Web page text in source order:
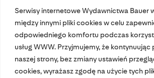
Serwisy internetowe Wydawnictwa Bauer
między innymi pliki cookies w celu
odpowiedniego komfortu podczas
usług WWW. Przyjmujemy, że kontynuując
naszej strony, bez zmiany ustawień
cookies, wyrażasz zgodę na użycie tych